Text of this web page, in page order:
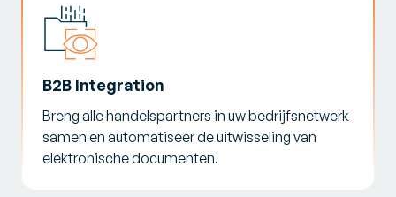
B2B Integration
Breng alle handelspartners in uw bedrijfsnetwerk
samen en automatiseer de uitwisseling van
elektronische documenten.